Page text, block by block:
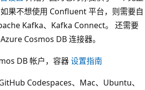
果不想使用 Confluent 平台，则需要自
Kafka、Kafka Connect。 还需要
Cosmos DB 连接器。
DB 帐户，容器设置指南
Codespaces、Mac、Ubuntu、